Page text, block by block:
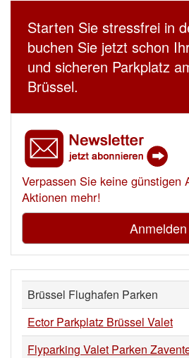
Starten Sie stressfrei in
buchen Sie jetzt schon
und sicheren Parkplatz
Brüssel.
Verpassen Sie keine günstigen
Aktionen mehr!
Anmelden
Brüssel Flughafen Parken
Ector Parkplatz Brüssel Valet
Flyparking Valet Parken